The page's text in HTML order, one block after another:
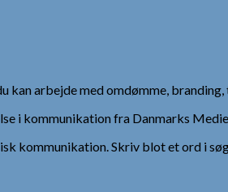
kan arbejde med omdømme,
i kommunikation fra Danmarks
kommunikation. Skriv blot et ord i